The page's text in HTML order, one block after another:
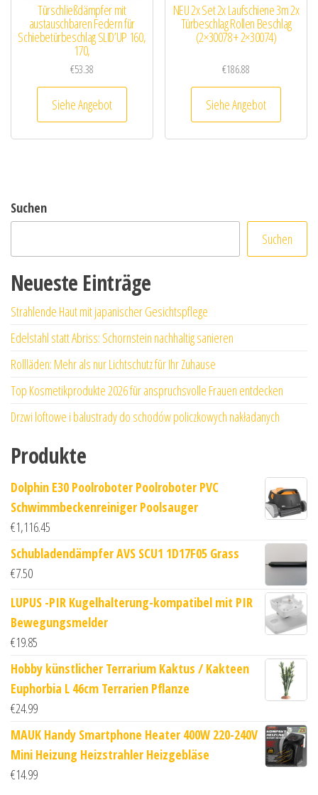
Türschließdämpfer mit
austauschbaren Federn für
Schiebetürbeschlag SLID’UP 160,
170,
€53.38
Siehe Angebot
NEU 2x Set 2x Laufschiene 3m 2x
Türbeschlag Rollen Beschlag
(2×30078 + 2×30074)
€186.88
Siehe Angebot
Suchen
Suchen
Neueste Einträge
Strahlende Haut mit japanischer Gesichtspflege
Edelstahl statt Abriss: Schornstein nachhaltig sanieren
Rollläden: Mehr als nur Lichtschutz für Ihr Zuhause
Top Kosmetikprodukte 2026 für anspruchsvolle Frauen entdecken
Drzwi loftowe i balustrady do schodów policzkowych nakładanych
Produkte
Dolphin E30 Poolroboter Poolroboter PVC
Schwimmbeckenreiniger Poolsauger
€1,116.45
Schubladendämpfer AVS SCU1 1D17F05 Grass
€7.50
LUPUS -PIR Kugelhalterung-kompatibel mit PIR
Bewegungsmelder
€19.85
Hobby künstlicher Terrarium Kaktus / Kakteen
Euphorbia L 46cm Terrarien Pflanze
€24.99
MAUK Handy Smartphone Heater 400W 220-240V
Mini Heizung Heizstrahler Heizgebläse
€14.99